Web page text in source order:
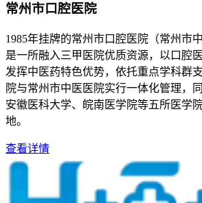
常州市口腔医院
1985年挂牌的常州市口腔医院（常州市
是一所融入三甲医院优质资源，以口腔
发挥中医药特色优势，依托重点学科群
院与常州市中医医院实行一体化管理，
安徽医科大学、皖南医学院等五所医学
地。
查看详情